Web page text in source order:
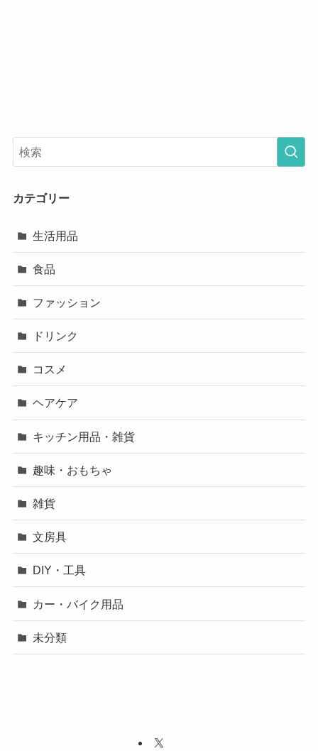
カテゴリー
生活用品
食品
ファッション
ドリンク
コスメ
ヘアケア
キッチン用品・雑貨
趣味・おもちゃ
雑貨
文房具
DIY・工具
カー・バイク用品
未分類